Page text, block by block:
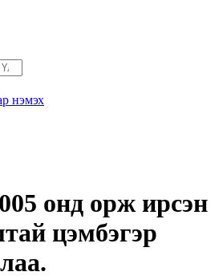
нэмэх
онд орж ирсэн
цэмбэгэр